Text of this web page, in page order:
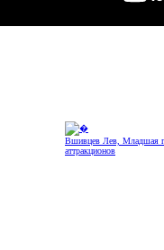
Вшивцев Лев, Младшая
аттракционов